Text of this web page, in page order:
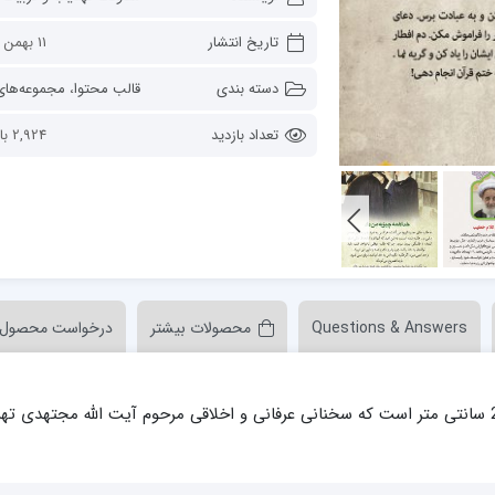
عسکری علیه السلام
قائمیه عج/ بم
فخریه/ راور
امام خمینی ره/ رفسنجان
اهل بیت علیهم‌السلام/ قلعه گنج
محمودیه/ کرمان
ولایت (امامیه)
تاریخ انتشار
11 بهمن 1400
دسته بندی
قالب محتوا، مجموعه‌های
تعداد بازدید
2,924 بازدید
Questions & Answers محصولات بیشتر درخواست محصول
مجموعه نمایشگاهی شامل 11 پوستر در ابعاد 50×22 سانتی متر است که سخنانی عرفانی و اخلاقی مرحوم آیت الله مجتهدی